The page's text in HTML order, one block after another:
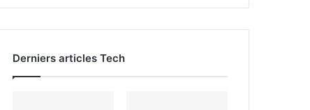
Derniers articles Tech